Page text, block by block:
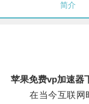
简介
苹果免费vp加速器
在当今互联网时